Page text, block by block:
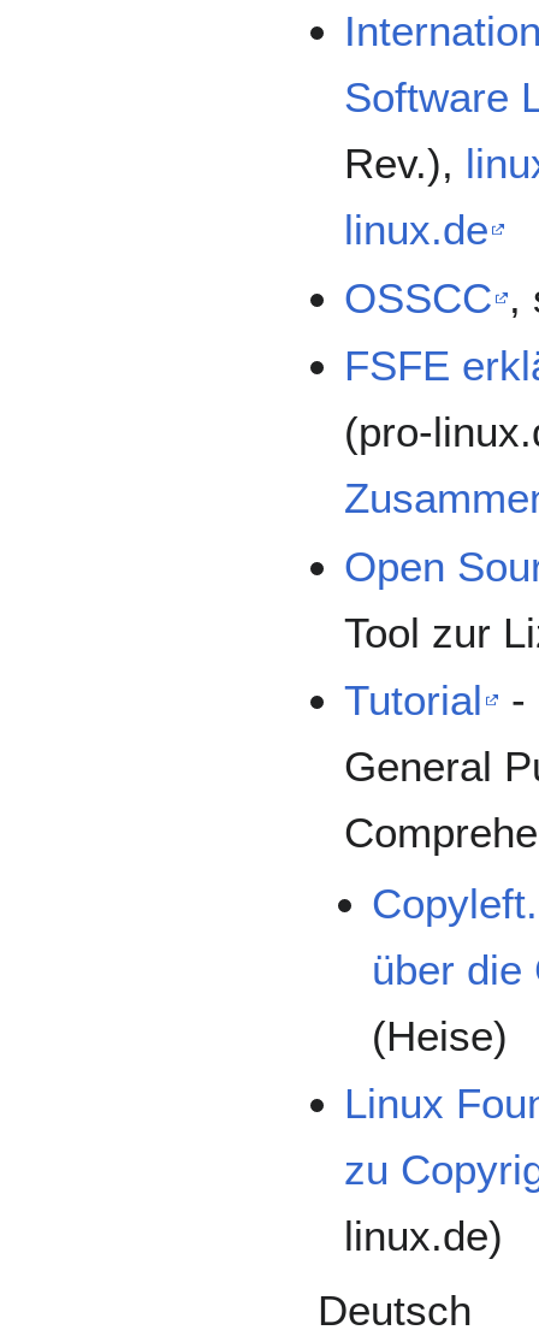
Software
Rev.),
linux.de
OSSCC ,
FSFE
(pro-
Open
Tool zur
Tutorial
-
General
über die
(Heise)
Linux
zu
linux.de)
Deutsch